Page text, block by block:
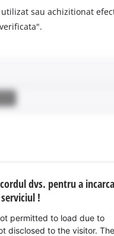
sau achizitionat
verificata".
dvs. pentru a incarca
serviciul !
permitted to load due to
disclosed to the visitor. The